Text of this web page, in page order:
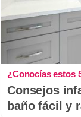
¿Conocías estos
Consejos
baño fácil y